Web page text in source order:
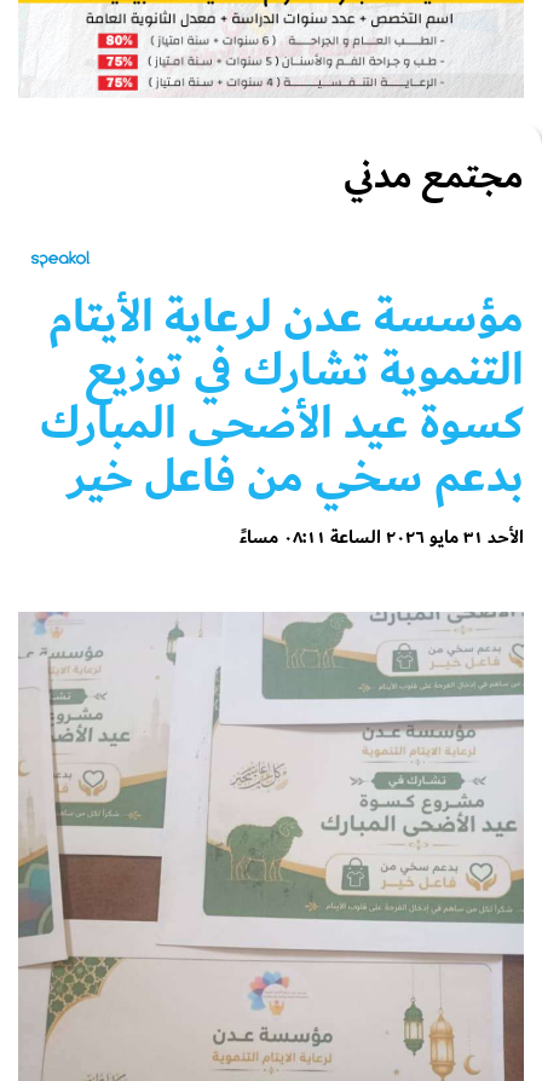
مجتمع مدني
مؤسسة عدن لرعاية الأيتام
التنموية تشارك في توزيع
كسوة عيد الأضحى المبارك
بدعم سخي من فاعل خير
الأحد ٣١ مايو ٢٠٢٦ الساعة ٠٨:١١ مساءً